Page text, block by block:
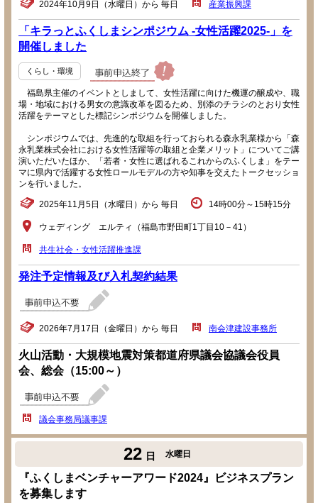
2024年10月9日（水曜日）から 毎日 産業振興課
「キラっとふくしまシンポジウム -女性活躍2025-」を
開催しました
くらし・環境
福島県主催のイベントとしまして、女性活躍に向けた機運の醸成や、職
場・地域における男女の意識改革を図るため、別添のチラシのとおり女性
活躍をテーマとした標記シンポジウムを開催しました。
シンポジウムでは、先進的な取組を行っておられる森永乳業様から「森
永乳業株式会社における女性活躍等の取組と企業メリット」についてご講
演いただいたほか、「若者・女性に選ばれるこれからのふくしま」をテー
マに県内で活躍する女性ロールモデルの方や知事を交えたトークセッショ
ンを行いました。
2025年11月5日（水曜日）から 毎日 14時00分～15時15分
ウェディング エルティ（福島市野田町1丁目10－41）
共生社会・女性活躍推進課
発注予定情報及び入札契約結果
2026年7月17日（金曜日）から 毎日 南会津建設事務所
火山活動・大規模地震対策都道府県議会協議会役員
会、総会（15:00～）
議会事務局議事課
22 日 水曜日
『ふくしまベンチャーアワード2024』ビジネスプラン
を募集します